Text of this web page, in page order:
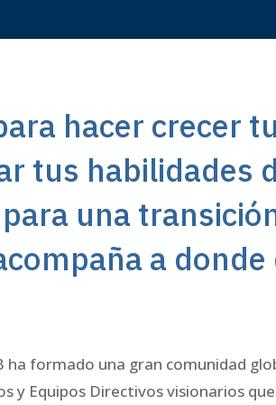
hacer crecer
tus habilidades
una
a donde
ha formado una gran comunidad
y Equipos Directivos visionarios